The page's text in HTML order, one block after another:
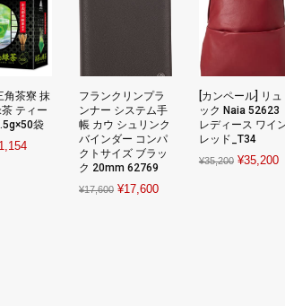
角茶寮 抹
ティー
袋
1,154Current
フランクリンプラ
ンナー システム手
帳 カウ シュリンク
バインダー コンパ
クトサイズ ブラッ
ク 20mm 62769
¥17,600 Original
¥17,600Current
[カンペール] リュ
ック Naia 52623
レディース ワイ
レッド_T34
¥35,200 Original
¥35,200